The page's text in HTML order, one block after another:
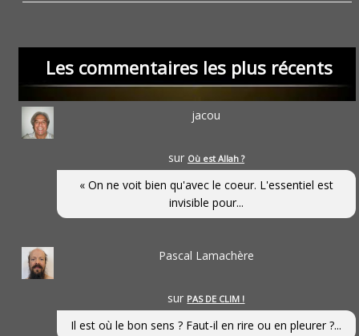
Les commentaires les plus récents
jacou
sur Où est Allah ?
« On ne voit bien qu'avec le coeur. L'essentiel est
invisible pour...
Pascal Lamachère
sur PAS DE CLIM !
Il est où le bon sens ? Faut-il en rire ou en pleurer ?...